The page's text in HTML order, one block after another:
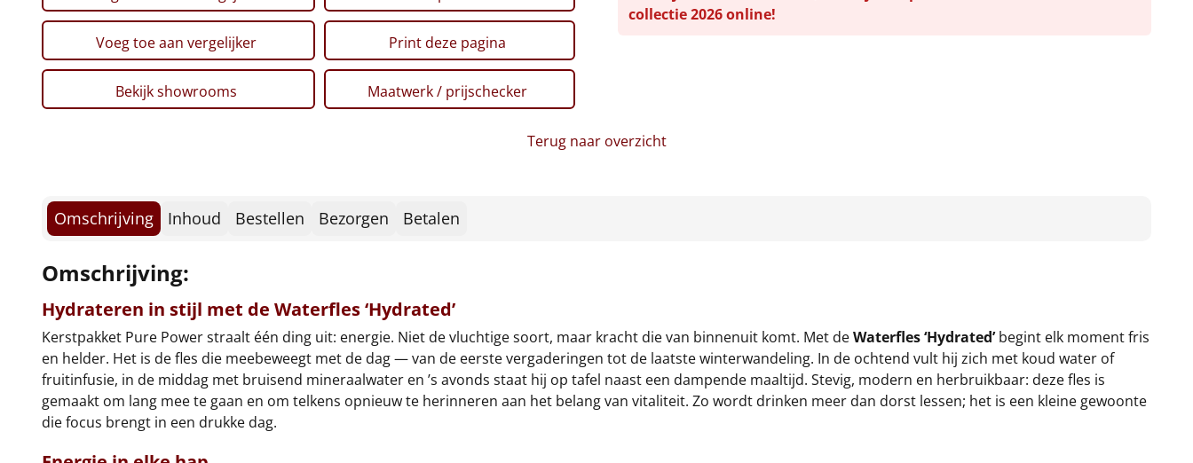
Voeg toe aan vergelijker Print deze pagina
Bekijk showrooms Maatwerk / prijschecker
collectie 2026 online!
Terug naar overzicht
Omschrijving Inhoud Bestellen Bezorgen Betalen
Omschrijving:
Hydrateren in stijl met de Waterfles ‘Hydrated’
Kerstpakket Pure Power straalt één ding uit: energie. Niet de vluchtige soort, maar kracht die van binnenuit komt. Met deWaterfles ‘Hydrated’begint elk moment fris
en helder. Het is de fles die meebeweegt met de dag — van de eerste vergaderingen tot de laatste winterwandeling. In de ochtend vult hij zich met koud water of
fruitinfusie, in de middag met bruisend mineraalwater en ’s avonds staat hij op tafel naast een dampende maaltijd. Stevig, modern en herbruikbaar: deze fles is
gemaakt om lang mee te gaan en om telkens opnieuw te herinneren aan het belang van vitaliteit. Zo wordt drinken meer dan dorst lessen; het is een kleine gewoonte
die focus brengt in een drukke dag.